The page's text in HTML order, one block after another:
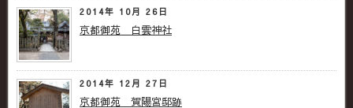
2014年 10月 26日
京都御苑 白雲神社
2014年 12月 27日
京都御苑 賀陽宮邸跡